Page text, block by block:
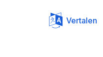
Vertalen